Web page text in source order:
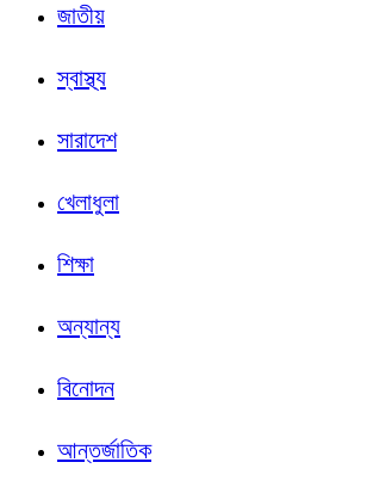
জাতীয়
স্বাস্থ্য
সারাদেশ
খেলাধুলা
শিক্ষা
অন্যান্য
বিনোদন
আন্তর্জাতিক